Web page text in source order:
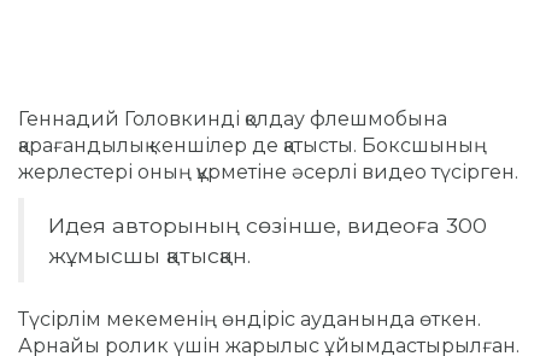
Геннадий Головкинді қолдау флешмобына
қарағандылық кеншілер де қатысты. Боксшының
жерлестері оның құрметіне әсерлі видео түсірген.
Идея авторының сөзінше, видеоға 300
жұмысшы қатысқан.
Түсірлім мекеменің өндіріс ауданында өткен.
Арнайы ролик үшін жарылыс ұйымдастырылған.